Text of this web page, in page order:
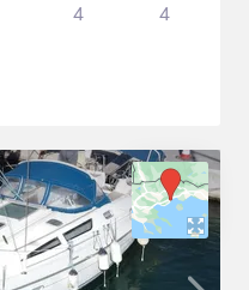
4 4